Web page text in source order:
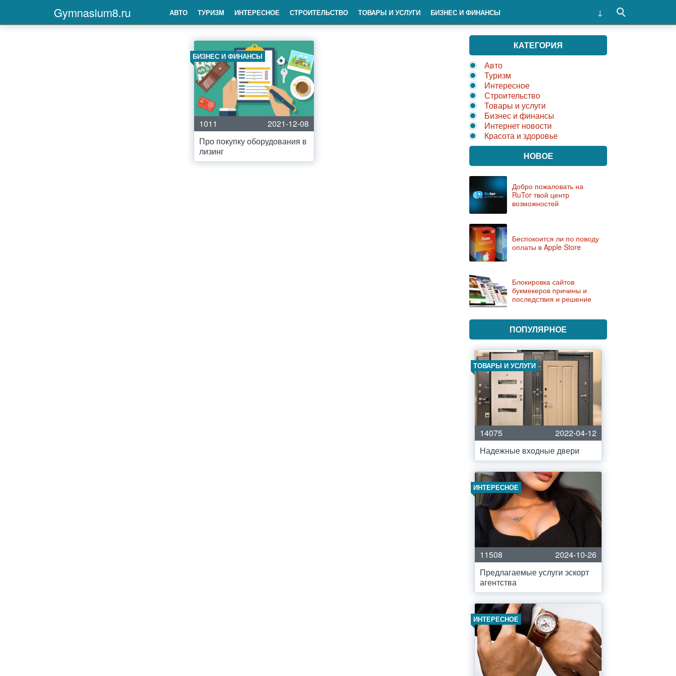
Gymnasium8.ru АВТО ТУРИЗМ ИНТЕРЕСНОЕ СТРОИТЕЛЬСТВО ТОВАРЫ И УСЛУГИ БИЗНЕС И ФИНАНСЫ
БИЗНЕС И ФИНАНСЫ
1011
2021-12-08
Про покупку оборудования в
лизинг
КАТЕГОРИЯ
Авто
Туризм
Интересное
Строительство
Товары и услуги
Бизнес и финансы
Интернет новости
Красота и здоровье
НОВОЕ
Добро пожаловать на
RuTor твой центр
возможностей
Беспокоится ли по поводу
оплаты в Apple Store
Блокировка сайтов
букмекеров причины и
последствия и решение
ПОПУЛЯРНОЕ
ТОВАРЫ И УСЛУГИ
14075
2022-04-12
Надежные входные двери
ИНТЕРЕСНОЕ
11508
2024-10-26
Предлагаемые услуги эскорт
агентства
ИНТЕРЕСНОЕ